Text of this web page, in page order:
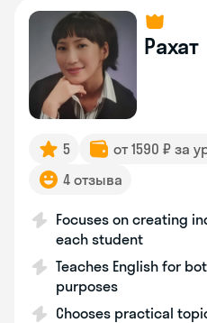
Рахат
5 от 1590 ₽ за
4 отзыва
Focuses on creating
each student
Teaches English for
purposes
Chooses practical